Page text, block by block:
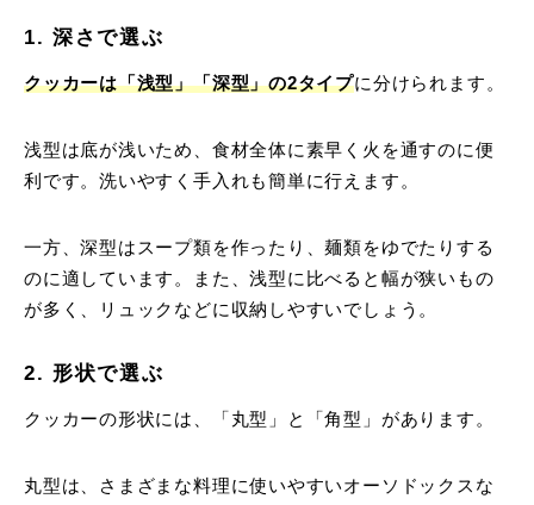
1. 深さで選ぶ
クッカーは「浅型」「深型」の2タイプに分けられます。
浅型は底が浅いため、食材全体に素早く火を通すのに便
利です。洗いやすく手入れも簡単に行えます。
一方、深型はスープ類を作ったり、麺類をゆでたりする
のに適しています。また、浅型に比べると幅が狭いもの
が多く、リュックなどに収納しやすいでしょう。
2. 形状で選ぶ
クッカーの形状には、「丸型」と「角型」があります。
丸型は、さまざまな料理に使いやすいオーソドックスな